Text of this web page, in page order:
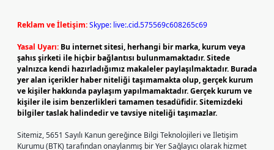
Reklam ve İletişim:Skype: live:.cid.575569c608265c69
Yasal Uyarı: Bu internet sitesi, herhangi bir marka, kurum veya
şahıs şirketi ile hiçbir bağlantısı bulunmamaktadır. Sitede
yalnızca kendi hazırladığımız makaleler paylaşılmaktadır. Burada
yer alan içerikler haber niteliği taşımamakta olup, gerçek kurum
ve kişiler hakkında paylaşım yapılmamaktadır. Gerçek kurum ve
kişiler ile isim benzerlikleri tamamen tesadüfidir. Sitemizdeki
bilgiler taslak halindedir ve tavsiye niteliği taşımazlar.
Sitemiz, 5651 Sayılı Kanun gereğince Bilgi Teknolojileri ve İletişim
Kurumu (BTK) tarafından onaylanmış bir Yer Sağlayıcı olarak hizmet